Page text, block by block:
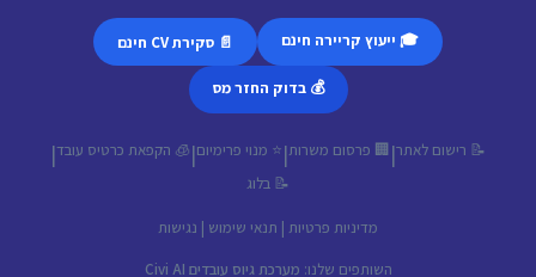
🎓 ייעוץ קריירה חינם 📄 סקירת CV חינם
💰 בדוק החזר מס
📝 רישום לאתר| 🏢 פרסום משרות|⭐ מנוי פרימיום|🧊 הקפאת כרטיס עובד|
📝 בלוג
מדיניות פרטיות | תנאי שימוש | נגישות
השותפים שלנו: מערכת גיוס עובדים Civi AI